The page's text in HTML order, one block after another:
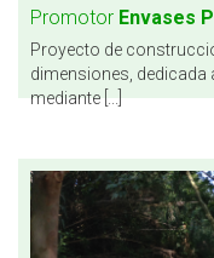
Promotor Envases
Proyecto de
dimensiones, dedicada
mediante [...]